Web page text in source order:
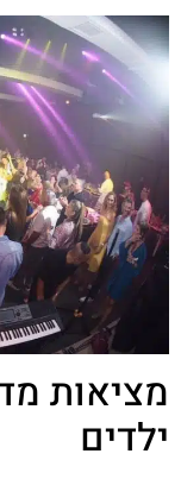
מציאות
ילדים